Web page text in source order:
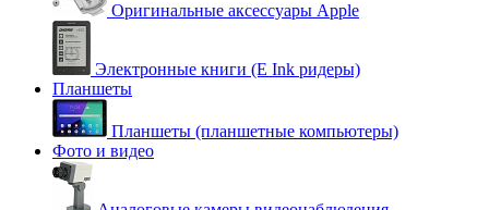
Оригинальные аксессуары Apple
Электронные книги (E Ink ридеры)
Планшеты
Планшеты (планшетные компьютеры)
Фото и видео